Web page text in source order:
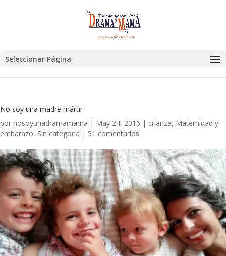
Seleccionar Página
No soy una madre mártir
por nosoyunadramamama | May 24, 2016 | crianza, Maternidad y
embarazo, Sin categoría | 51 comentarios